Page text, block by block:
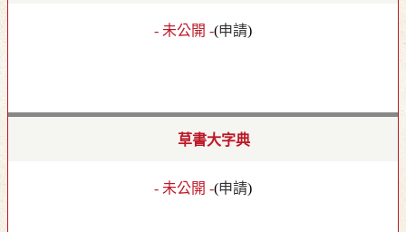
- 未公開 -(申請)
草書大字典
- 未公開 -(申請)